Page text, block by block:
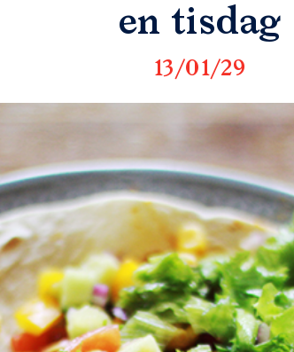
en tisdag
13/01/29